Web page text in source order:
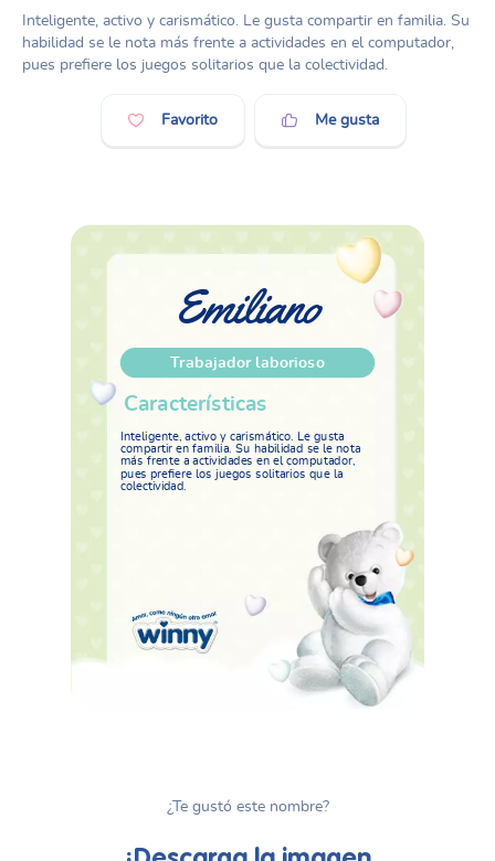
Inteligente, activo y carismático. Le gusta compartir en familia. Su
habilidad se le nota más frente a actividades en el computador,
pues prefiere los juegos solitarios que la colectividad.
Favorito Me gusta
Emiliano
Trabajador laborioso
Características
Inteligente, activo y carismático. Le gusta
compartir en familia. Su habilidad se le nota
más frente a actividades en el computador,
pues prefiere los juegos solitarios que la
colectividad.
¿Te gustó este nombre?